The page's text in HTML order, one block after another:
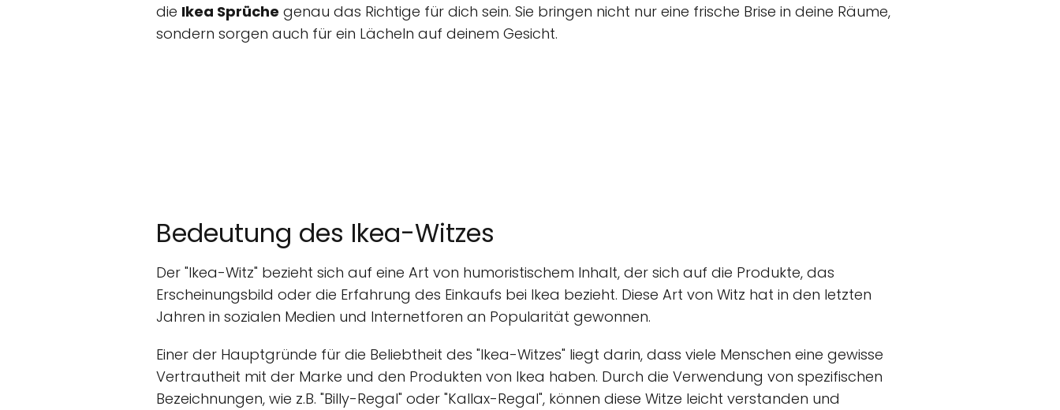
die Ikea Sprüche genau das Richtige für dich sein. Sie bringen nicht nur eine frische Brise in deine Räume,
sondern sorgen auch für ein Lächeln auf deinem Gesicht.
Bedeutung des Ikea-Witzes
Der "Ikea-Witz" bezieht sich auf eine Art von humoristischem Inhalt, der sich auf die Produkte, das
Erscheinungsbild oder die Erfahrung des Einkaufs bei Ikea bezieht. Diese Art von Witz hat in den letzten
Jahren in sozialen Medien und Internetforen an Popularität gewonnen.
Einer der Hauptgründe für die Beliebtheit des "Ikea-Witzes" liegt darin, dass viele Menschen eine gewisse
Vertrautheit mit der Marke und den Produkten von Ikea haben. Durch die Verwendung von spezifischen
Bezeichnungen, wie z.B. "Billy-Regal" oder "Kallax-Regal", können diese Witze leicht verstanden und